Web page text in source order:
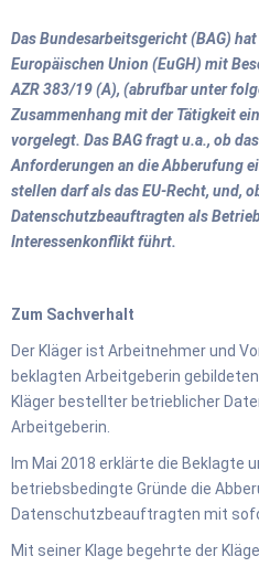
Das Bundesarbeitsgericht (BAG)
Europäischen Union (EuGH) mit
AZR 383/19 (A), (abrufbar unter
Zusammenhang mit der Tätigkeit
vorgelegt. Das BAG fragt u.a., ob
Anforderungen an die Abberufung
stellen darf als das EU-Recht, und,
Datenschutzbeauftragten als
Interessenkonflikt führt.
Zum Sachverhalt
Der Kläger ist Arbeitnehmer und
beklagten Arbeitgeberin
Kläger bestellter betrieblicher
Arbeitgeberin.
Im Mai 2018 erklärte die Beklagte
betriebsbedingte Gründe die
Datenschutzbeauftragten mit
Mit seiner Klage begehrte der